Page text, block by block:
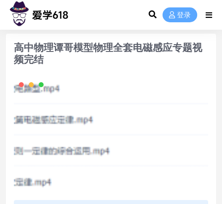
登录
高中物理谭哥模型物理全套电磁感应专题视
频完结